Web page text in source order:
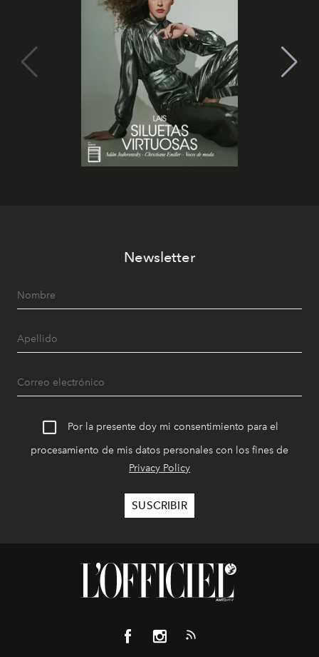
Newsletter
Por la presente doy mi consentimiento para el
procesamiento de mis datos personales con los fines de
Privacy Policy